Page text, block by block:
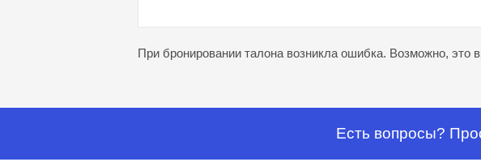
При бронировании талона возникла ошибка. Возможно, это
Есть вопросы?